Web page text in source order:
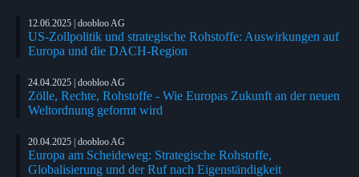
12.06.2025 | doobloo AG
US-Zollpolitik und strategische Rohstoffe: Auswirkungen auf
Europa und die DACH-Region
24.04.2025 | doobloo AG
Zölle, Rechte, Rohstoffe - Wie Europas Zukunft an der neuen
Weltordnung geformt wird
20.04.2025 | doobloo AG
Europa am Scheideweg: Strategische Rohstoffe,
Globalisierung und der Ruf nach Eigenständigkeit